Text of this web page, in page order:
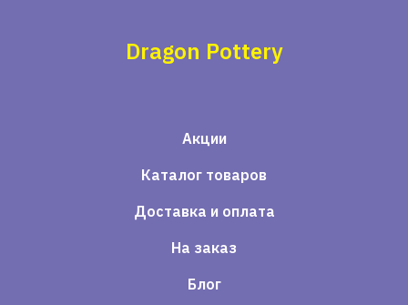
Dragon Pottery
Акции
Каталог товаров
Доставка и оплата
На заказ
Блог